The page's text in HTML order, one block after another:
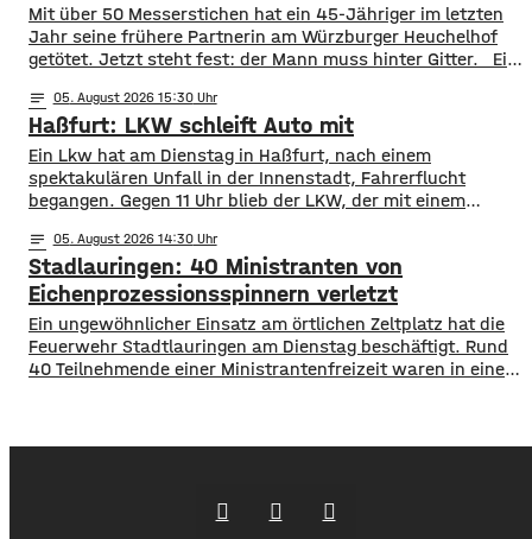
​​Mit über 50 Messerstichen hat ein 45-Jähriger im letzten
Jahr seine frühere Partnerin am Würzburger Heuchelhof
getötet. Jetzt steht fest: der Mann muss hinter Gitter. ​Ein
jetzt gescheitert – wie der Bundesgerichtshof auf Anfrage
mitgeteilt hat, wurde die Revision der Verteidigung als
unbegründet verworfen. Damit ist das Mord-Urteil
jetzt rechtskräftig und
notes 05. August 2026 15:30
Haßfurt: LKW schleift Auto mit
Ein Lkw hat am Dienstag in Haßfurt, nach einem
spektakulären Unfall in der Innenstadt, Fahrerflucht
begangen. Gegen 11 Uhr blieb der LKW, der mit einem
hängen. Das Gespann schleifte das Auto mehrere Meter
mit und fuhr dann einfach davon. Der PKW wurde an der
Front massiv beschädigt, der
notes 05. August 2026 14:30
Stadlauringen: 40 Ministranten von
Eichenprozessionsspinnern verletzt
Ein ungewöhnlicher Einsatz am örtlichen Zeltplatz hat die
Feuerwehr Stadtlauringen am Dienstag beschäftigt. Rund
40 Teilnehmende einer Ministrantenfreizeit waren in einem
Eichenprozessionsspinner können schwere